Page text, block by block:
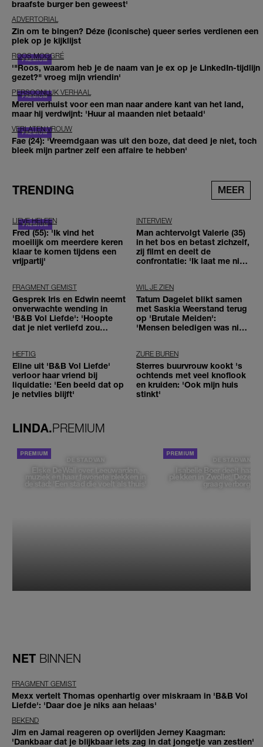
braafste burger ben geweest'
ADVERTORIAL
Zin om te bingen? Déze (iconische) queer series verdienen een
plek op je kijklijst
ROOS MOGGRÉ
'"Roos, waarom heb je de naam van je ex op je LinkedIn-tijdlijn
gezet?" vroeg mijn vriendin'
PERSOONLIJK VERHAAL
Merel verhuist voor een man naar andere kant van het land,
maar hij verdwijnt: 'Huur al maanden niet betaald'
VERLATEN VROUW
Fae (24): 'Vreemdgaan was uit den boze, dat deed je niet, toch
bleek mijn partner zelf een affaire te hebben'
TRENDING MEER
LIEVE HELEEN
Fred (55): 'Ik vind het
moeilijk om meerdere keren
klaar te komen tijdens een
vrijpartij'
INTERVIEW
Man achtervolgt Valerie (35)
in het bos en betast zichzelf,
zij filmt en deelt de
confrontatie: 'Ik laat me niet
FRAGMENT GEMIST
Gesprek Iris en Edwin neemt
onverwachte wending in
'B&B Vol Liefde': 'Hoopte
dat je niet verliefd zou
WIL JE ZIEN
Tatum Dagelet blikt samen
met Saskia Weerstand terug
op 'Brutale Meiden':
'Mensen beledigen was niet
HEFTIG
Eline uit 'B&B Vol Liefde'
verloor haar vriend bij
liquidatie: 'Een beeld dat op
je netvlies blijft'
ZURE BUREN
Sterres buurvrouw kookt 's
ochtends met veel knoflook
en kruiden: 'Ook mijn huis
stinkt'
LINDA.PREMIUM
DE STAD VAN
Elske DeWall over Leeuwarden,
muziek en haar favoriete plekken in
de stad: 'Een stad die voelt als thuis'
DE STAD VAN
Isabelle Boer deelt haar
plekken in Zwolle: 'Deze
graag verborgen'
NET BINNEN
FRAGMENT GEMIST
Mexx vertelt Thomas openhartig over miskraam in 'B&B Vol
Liefde': 'Daar doe je niks aan helaas'
BEKEND
Jim en Jamai reageren op overlijden Jerney Kaagman:
'Dankbaar dat je blijkbaar iets zag in dat jongetje van zestien'